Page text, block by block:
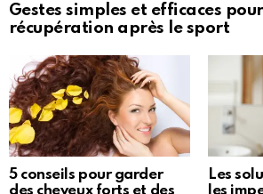
Gestes simples et efficaces
récupération après le sport
5 conseils pour garder
Les